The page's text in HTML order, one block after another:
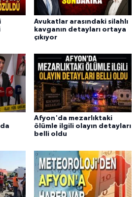
Avukatlar arasındaki silahlı
kavganın detayları ortaya
çıkıyor
Afyon'da mezarlıktaki
ölümle ilgili olayın detayları
belli oldu